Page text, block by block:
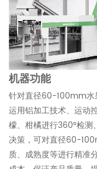
机器功能
针对直径60-100mm水
运用铝加工技术、运动
檬、柑橘进行360°检测
决策，可对直径60-
质、成熟度等进行精准